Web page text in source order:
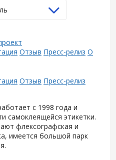
Отзыв Пресс-релиз О
Отзыв Пресс-релиз
с 1998 года и
самоклеящейся этикетки.
флексографская и
имеется большой парк